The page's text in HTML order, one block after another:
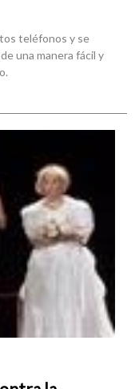
teléfonos y se
una manera fácil y